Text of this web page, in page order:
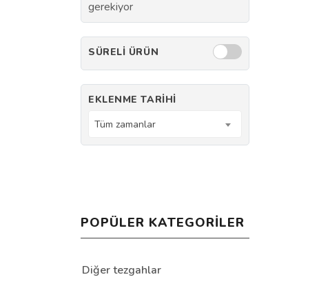
gerekiyor
SÜRELI ÜRÜN
EKLENME TARIHI
Tüm zamanlar
POPÜLER KATEGORILER
Diğer tezgahlar